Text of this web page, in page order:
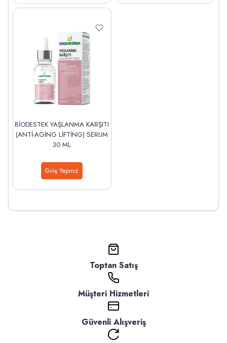
BİODESTEK YAŞLANMA KARŞITI
(ANTİ-AGİNG LİFTİNG) SERUM
30 ML
Giriş Yapınız
Toptan Satış
Müşteri Hizmetleri
Güvenli Alışveriş